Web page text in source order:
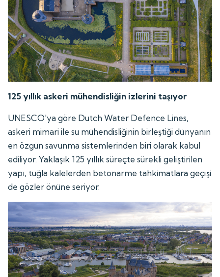
125 yıllık askeri mühendisliğin izlerini taşıyor
UNESCO'ya göre Dutch Water Defence Lines,
askeri mimari ile su mühendisliğinin birleştiği dünyanın
en özgün savunma sistemlerinden biri olarak kabul
ediliyor. Yaklaşık 125 yıllık süreçte sürekli geliştirilen
yapı, tuğla kalelerden betonarme tahkimatlara geçişi
de gözler önüne seriyor.